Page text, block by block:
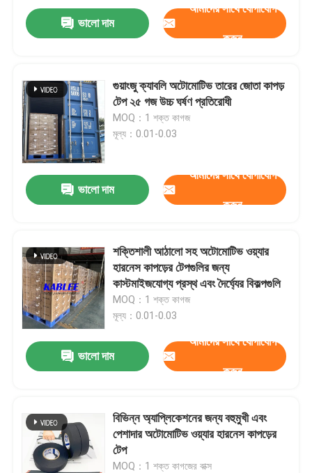
ভালো দাম
আমাদের সাথে যোগাযোগ
করুন
গুয়াংজু ক্যাবলি অটোমোটিভ তারের জোতা কাপড়
টেপ ২৫ গজ উচ্চ ঘর্ষণ প্রতিরোধী
MOQ：1 শক্ত কাগজ
মূল্য：0.01-0.03
ভালো দাম
আমাদের সাথে যোগাযোগ
করুন
শক্তিশালী আঠালো সহ অটোমোটিভ ওয়্যার
হারনেস কাপড়ের টেপগুলির জন্য
কাস্টমাইজযোগ্য প্রস্থ এবং দৈর্ঘ্যের বিকল্পগুলি
MOQ：1 শক্ত কাগজ
মূল্য：0.01-0.03
ভালো দাম
আমাদের সাথে যোগাযোগ
করুন
বিভিন্ন অ্যাপ্লিকেশনের জন্য বহুমুখী এবং
পেশাদার অটোমোটিভ ওয়্যার হারনেস কাপড়ের
টেপ
MOQ：1 শক্ত কাগজের বাক্স